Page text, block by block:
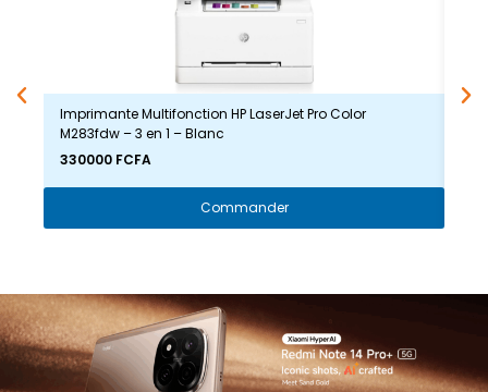
Imprimante Multifonction HP LaserJet Pro Color
M283fdw – 3 en 1 – Blanc
330000 FCFA
Commander